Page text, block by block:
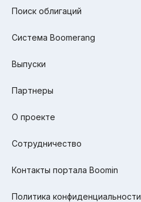
Поиск облигаций
Система Boomerang
Выпуски
Партнеры
О проекте
Сотрудничество
Контакты портала Boomin
Политика конфиденциальности